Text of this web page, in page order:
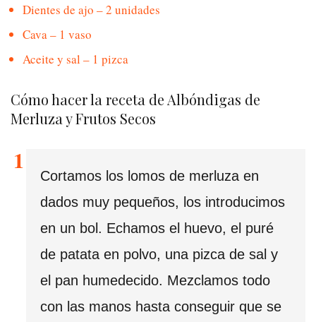
Dientes de ajo – 2 unidades
Cava – 1 vaso
Aceite y sal – 1 pizca
Cómo hacer la receta de Albóndigas de
Merluza y Frutos Secos
Cortamos los lomos de merluza en
dados muy pequeños, los introducimos
en un bol. Echamos el huevo, el puré
de patata en polvo, una pizca de sal y
el pan humedecido. Mezclamos todo
con las manos hasta conseguir que se